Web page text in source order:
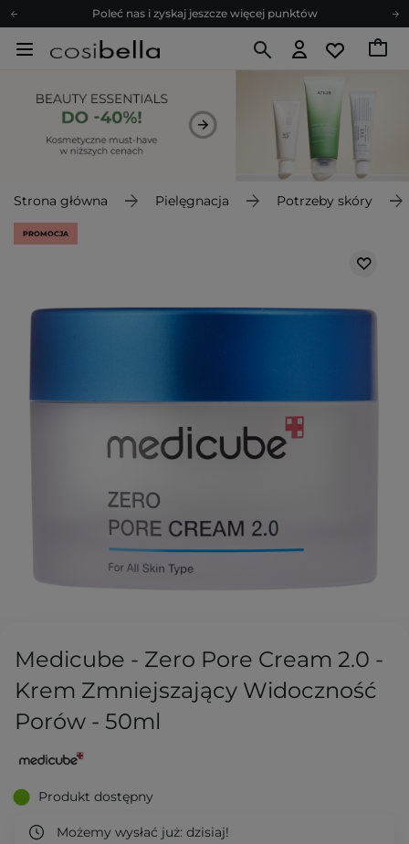
Poleć nas i zyskaj jeszcze więcej punktów
Zapisz się na newsletter pełen porad
Z nami to możliwe! Realizacja zamówienia do 24h.
Poleć nas i zyskaj jeszcze więcej punktów
Zapisz się na newsletter pełen porad
Strona główna Pielęgnacja Potrzeby skóry
PROMOCJA
Medicube - Zero Pore Cream 2.0 -
Krem Zmniejszający Widoczność
Porów - 50ml
Produkt dostępny
Możemy wysłać już: dzisiaj!